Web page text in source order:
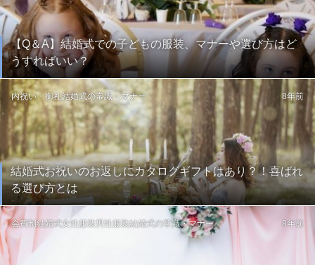
【Q＆A】結婚式での子どもの服装、マナーや選び方はど
うすればいい？
結婚式お祝いのお返しにカタログギフトはあり？！喜ばれ
る選び方とは
内祝い・御礼結婚式の常識・マナー 8年前
会費制結婚式女性服装 男性服装結婚式の常識・マナー 8年前